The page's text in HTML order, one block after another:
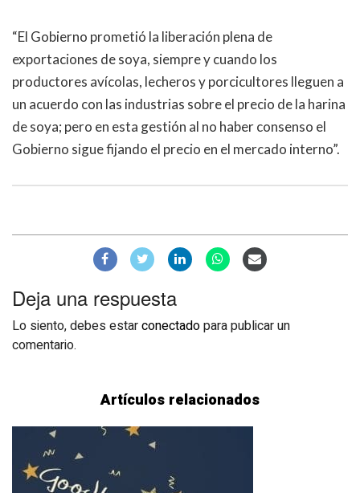
“El Gobierno prometió la liberación plena de
exportaciones de soya, siempre y cuando los
productores avícolas, lecheros y porcicultores lleguen a
un acuerdo con las industrias sobre el precio de la harina
de soya; pero en esta gestión al no haber consenso el
Gobierno sigue fijando el precio en el mercado interno”.
Deja una respuesta
Lo siento, debes estarconectadopara publicar un
comentario.
Artículos relacionados